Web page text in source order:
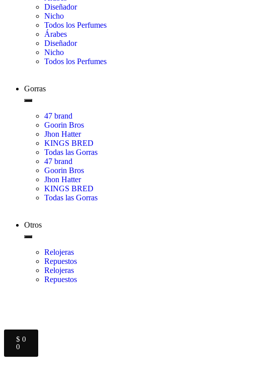
Diseñador
Nicho
Todos los Perfumes
Árabes
Diseñador
Nicho
Todos los Perfumes
Gorras
47 brand
Goorin Bros
Jhon Hatter
KINGS BRED
Todas las Gorras
47 brand
Goorin Bros
Jhon Hatter
KINGS BRED
Todas las Gorras
Otros
Relojeras
Repuestos
Relojeras
Repuestos
$ 0
0